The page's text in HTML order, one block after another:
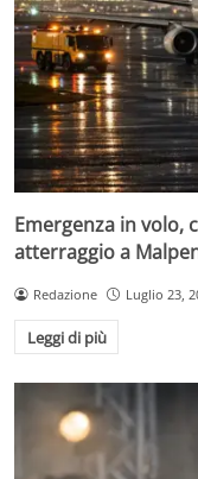
Emergenza in volo,
atterraggio a
Redazione Luglio 23,
Leggi di più